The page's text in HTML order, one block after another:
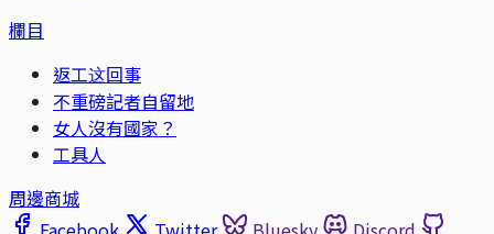
欄目
返工这回事
不重磅記者自留地
女人沒有國家？
工具人
周邊商城